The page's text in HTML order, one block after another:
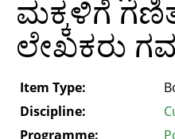
ಮಕ್ಕಳಿಗೆ
ಲೇಖಕರು
Item Type:
Discipline:
Programme: